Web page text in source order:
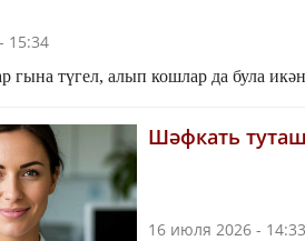
15:34
гына түгел, алып кошлар да була
Шәфкать
16 июля 2026 - 14:33